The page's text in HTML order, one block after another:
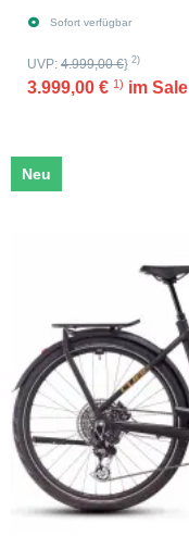
Sofort verfügbar
UVP: 4.999,00 €} 2)
3.999,00 € 1) im Sale
Neu